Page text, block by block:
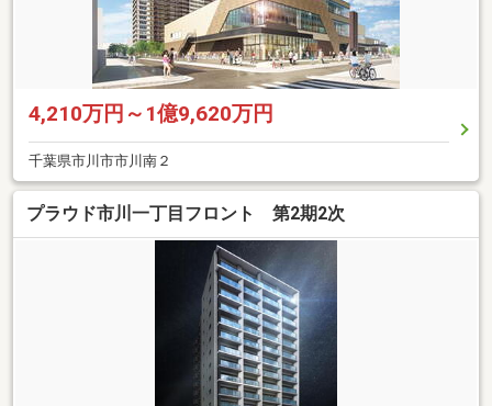
4,210万円～1億9,620万円
千葉県市川市市川南２
プラウド市川一丁目フロント 第2期2次